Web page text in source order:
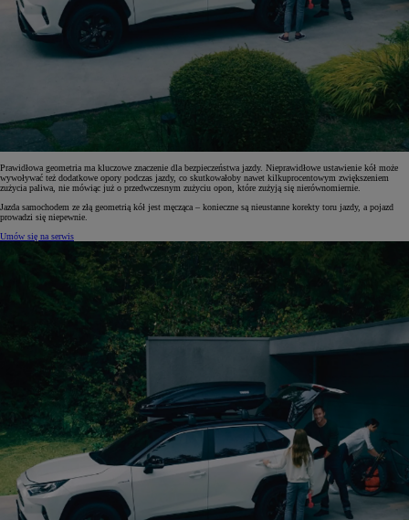
Prawidłowa geometria ma kluczowe znaczenie dla bezpieczeństwa jazdy. Nieprawidłowe ustawienie kół może
wywoływać też dodatkowe opory podczas jazdy, co skutkowałoby nawet kilkuprocentowym zwiększeniem
zużycia paliwa, nie mówiąc już o przedwczesnym zużyciu opon, które zużyją się nierównomiernie.
Jazda samochodem ze złą geometrią kół jest męcząca – konieczne są nieustanne korekty toru jazdy, a pojazd
prowadzi się niepewnie.
Umów się na serwis